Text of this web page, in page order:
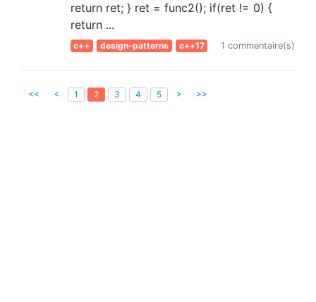
return ret; } ret = func2(); if(ret != 0) {
return ...
c++ design-patterns c++17 1 commentaire(s)
<< < 1 2 3 4 5 > >>